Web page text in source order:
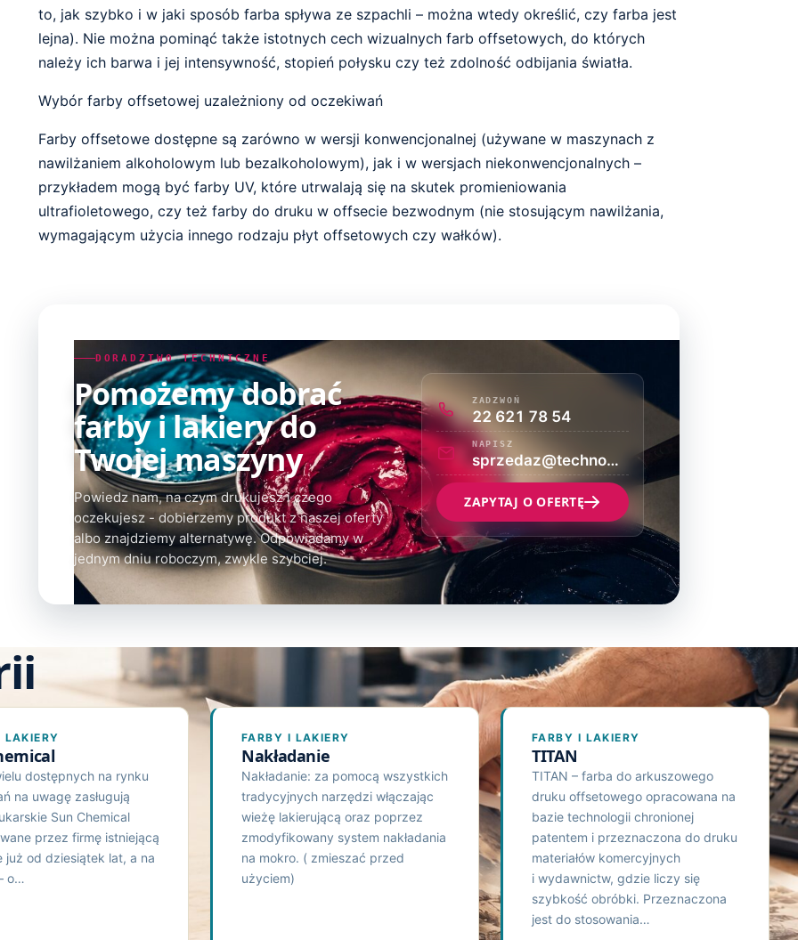
to, jak szybko i w jaki sposób farba spływa ze szpachli – można wtedy określić, czy farba jest
lejna). Nie można pominąć także istotnych cech wizualnych farb offsetowych, do których
należy ich barwa i jej intensywność, stopień połysku czy też zdolność odbijania światła.
Wybór farby offsetowej uzależniony od oczekiwań
Farby offsetowe dostępne są zarówno w wersji konwencjonalnej (używane w maszynach z
nawilżaniem alkoholowym lub bezalkoholowym), jak i w wersjach niekonwencjonalnych –
przykładem mogą być farby UV, które utrwalają się na skutek promieniowania
ultrafioletowego, czy też farby do druku w offsecie bezwodnym (nie stosującym nawilżania,
wymagającym użycia innego rodzaju płyt offsetowych czy wałków).
DORADZTWO TECHNICZNE
Pomożemy dobrać
farby i lakiery do
Twojej maszyny
Powiedz nam, na czym drukujesz i czego
oczekujesz - dobierzemy produkt z naszej oferty
albo znajdziemy alternatywę. Odpowiadamy w
jednym dniu roboczym, zwykle szybciej.
ZADZWOŃ
22 621 78 54
NAPISZ
sprzedaz@technograf.pl
ZAPYTAJ O OFERTĘ
LAKIERY
dostępnych na rynku
na uwagę zasługują
Sun Chemical
przez firmę istniejącą
już od dziesiątek lat, a na
o…
FARBY I LAKIERY
Nakładanie
Nakładanie: za pomocą wszystkich
tradycyjnych narzędzi włączając
wieżę lakierującą oraz poprzez
zmodyfikowany system nakładania
na mokro. ( zmieszać przed
użyciem)
FARBY I LAKIERY
TITAN
TITAN – farba do arkuszowego
druku offsetowego opracowana na
bazie technologii chronionej
patentem i przeznaczona do druku
materiałów komercyjnych
i wydawnictw, gdzie liczy się
szybkość obróbki. Przeznaczona
jest do stosowania…